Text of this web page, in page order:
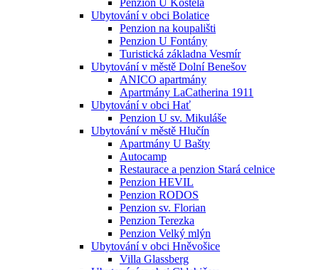
Penzion U Kostela
Ubytování v obci Bolatice
Penzion na koupališti
Penzion U Fontány
Turistická základna Vesmír
Ubytování v městě Dolní Benešov
ANICO apartmány
Apartmány LaCatherina 1911
Ubytování v obci Hať
Penzion U sv. Mikuláše
Ubytování v městě Hlučín
Apartmány U Bašty
Autocamp
Restaurace a penzion Stará celnice
Penzion HEVIL
Penzion RODOS
Penzion sv. Florian
Penzion Terezka
Penzion Velký mlýn
Ubytování v obci Hněvošice
Villa Glassberg